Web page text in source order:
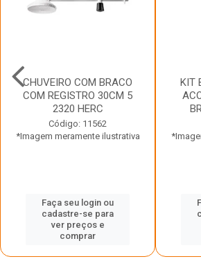
CHUVEIRO COM BRACO
COM REGISTRO 30CM 5
2320 HERC
Código: 11562
*Imagem meramente ilustrativa
Faça seu login ou
cadastre-se para
ver preços e
comprar
KIT